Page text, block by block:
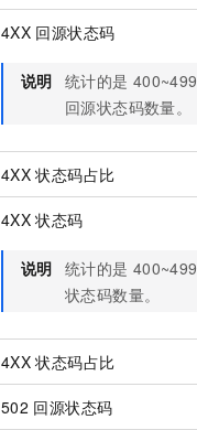
4XX 回源状态码
说明 统计的是 400~499
回源状态码数量。
4XX 状态码占比
4XX 状态码
说明 统计的是 400~499
状态码数量。
4XX 状态码占比
502 回源状态码